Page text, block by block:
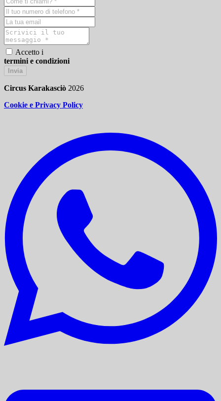
Accetto i
termini e condizioni
Invia
Circus Karakasciò 2026
Cookie e Privacy Policy